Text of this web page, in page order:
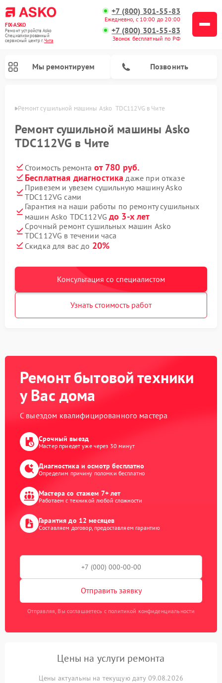
FIX-ASKO
Ремонт устройств Asko
Специализированный
cервисный центр г.Чита
+7 (800) 301-55-83
Ежедневно, с 10:00 до 20:00
+7 (800) 301-55-83
Звонок бесплатный по РФ
Мы ремонтируем Позвонить
Ремонт сушильной машины Asko  TDC112VG в Чите
Ремонт сушильной машины Asko
TDC112VG в Чите
Стоимость ремонта от 780 руб.
Бесплатная диагностика даже при отказе
Привезем и увезем сушильную машину Asko
TDC112VG сами
Гарантия на наши работы по ремонту сушильных
машин Asko TDC112VG до 3-х лет
Срочный ремонт сушильных машин Asko
TDC112VG в течении часа
Скидка для вас до 20%
Консультация со специалистом
Узнать стоимость работ
Ремонт бытовой техники
у Вас дома
С выездом квалифицированного мастера
Срочный выезд
Мастер приедет уже через 30 минут
Диагностика и осмотр бесплатно
Определим причину поломки бесплатно
Мастера со стажем 7+ лет
Работаем с техникой любой сложности
Гарантия до 12 месяцев
Составляем договор, предоставляем гарантию
Отправить заявку
Отправляя, Вы соглашаетесь с политикой конфиденциальности
Цены на услуги ремонта
Цены актуальны на текущую дату 09.08.2026